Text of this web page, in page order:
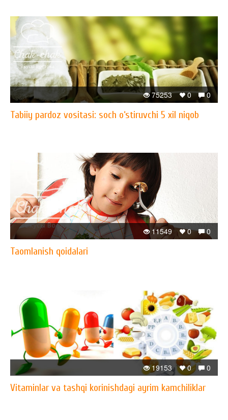
0
0
75253
Tabiiy pardoz vositasi: soch o‘stiruvchi 5 xil niqob
0
0
11549
Taomlanish qoidalari
0
0
19153
Vitaminlar va tashqi korinishdagi ayrim kamchiliklar